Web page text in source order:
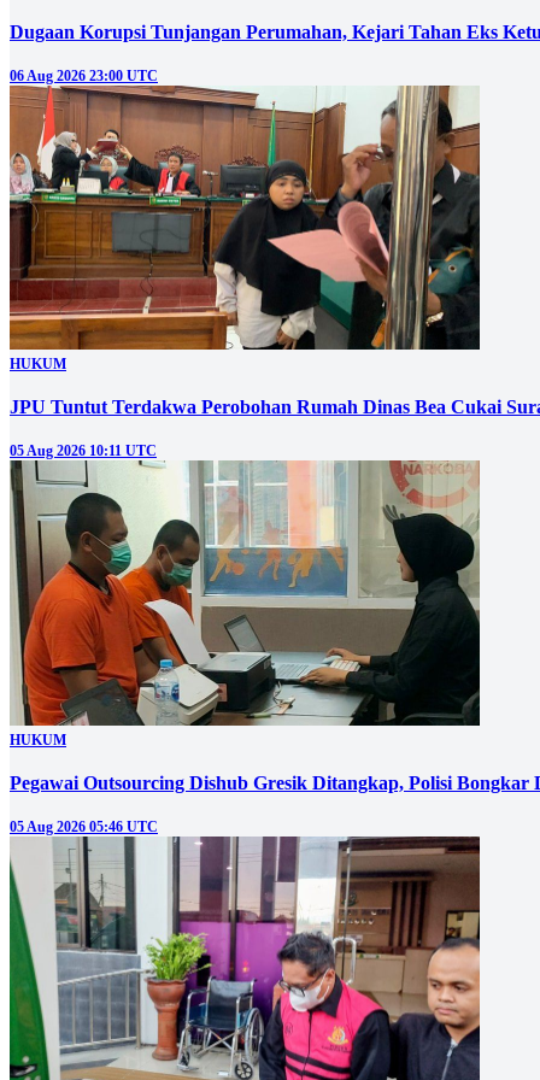
Dugaan Korupsi Tunjangan Perumahan, Kejari Tahan Eks
06 Aug 2026 23:00 UTC
HUKUM
JPU Tuntut Terdakwa Perobohan Rumah Dinas Bea Cukai
05 Aug 2026 10:11 UTC
HUKUM
Pegawai Outsourcing Dishub Gresik Ditangkap, Polisi
05 Aug 2026 05:46 UTC